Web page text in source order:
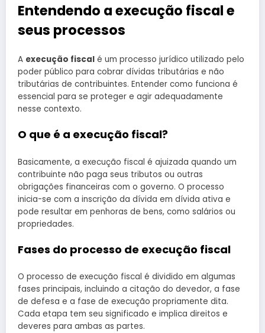
Entendendo a execução fiscal e
seus processos
A execução fiscal é um processo jurídico utilizado pelo
poder público para cobrar dívidas tributárias e não
tributárias de contribuintes. Entender como funciona é
essencial para se proteger e agir adequadamente
nesse contexto.
O que é a execução fiscal?
Basicamente, a execução fiscal é ajuizada quando um
contribuinte não paga seus tributos ou outras
obrigações financeiras com o governo. O processo
inicia-se com a inscrição da dívida em dívida ativa e
pode resultar em penhoras de bens, como salários ou
propriedades.
Fases do processo de execução fiscal
O processo de execução fiscal é dividido em algumas
fases principais, incluindo a citação do devedor, a fase
de defesa e a fase de execução propriamente dita.
Cada etapa tem seu significado e implica direitos e
deveres para ambas as partes.